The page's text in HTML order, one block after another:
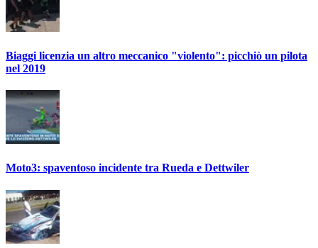
Biaggi licenzia un altro meccanico "violento": picchiò un pilota
nel 2019
Moto3: spaventoso incidente tra Rueda e Dettwiler